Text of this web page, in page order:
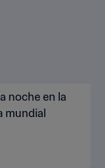
noche en la
mundial